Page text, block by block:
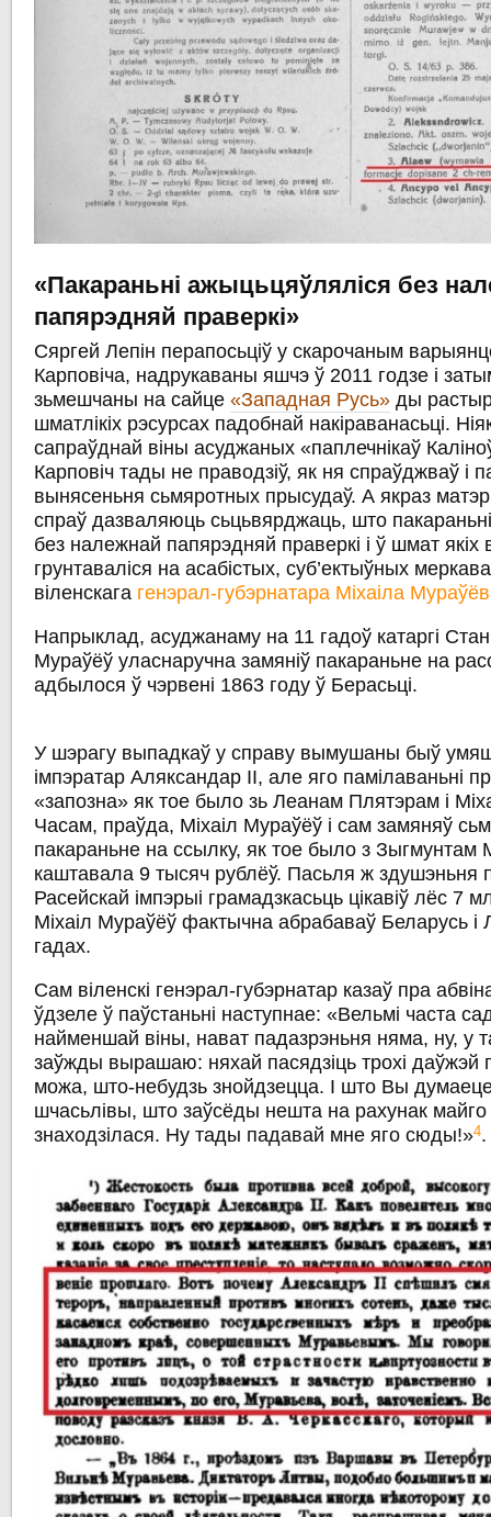
«Пакараньні ажыцьцяўляліся без
папярэдняй праверкі»
Сяргей Лепін перапосьціў у скарочаным
Карповіча, надрукаваны яшчэ ў 2011 годзе і
зьмешчаны на сайце«Западная Русь» ды
шматлікіх рэсурсах падобнай накіраванасьці.
сапраўднай віны асуджаных «паплечнікаў
Карповіч тады не праводзіў, як ня спраўджваў і
вынясеньня сьмяротных прысудаў. А якраз
спраў дазваляюць сьцьвярджаць, што
без належнай папярэдняй праверкі і ў шмат якіх
грунтаваліся на асабістых, суб’ектыўных
віленскага генэрал-губэрнатара Міхаіла
Напрыклад, асуджанаму на 11 гадоў катаргі
Мураўёў уласнаручна замяніў пакараньне на
адбылося ў чэрвені 1863 году ў Берасьці.
У шэрагу выпадкаў у справу вымушаны быў
імпэратар Аляксандар ІІ, але яго памілаваньні
«запозна» як тое было зь Леанам Плятэрам і
Часам, праўда, Міхаіл Мураўёў і сам замяняў
пакараньне на ссылку, як тое было з Зыгмунтам
каштавала 9 тысяч рублёў. Пасьля ж здушэньня
Расейскай імпэрыі грамадзкасьць цікавіў лёс 7
Міхаіл Мураўёў фактычна абрабаваў Беларусь і
гадах.
Сам віленскі генэрал-губэрнатар казаў пра
ўдзеле ў паўстаньні наступнае: «Вельмі часта
найменшай віны, нават падазрэньня няма, ну, у
заўжды вырашаю: няхай пасядзіць трохі даўжэй
можа, што-небудзь знойдзецца. І што Вы
шчасьлівы, што заўсёды нешта на рахунак майго
знаходзілася. Ну тады падавай мне яго сюды!»4.